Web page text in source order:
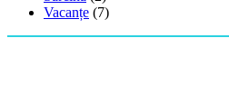
Vacanțe (7)